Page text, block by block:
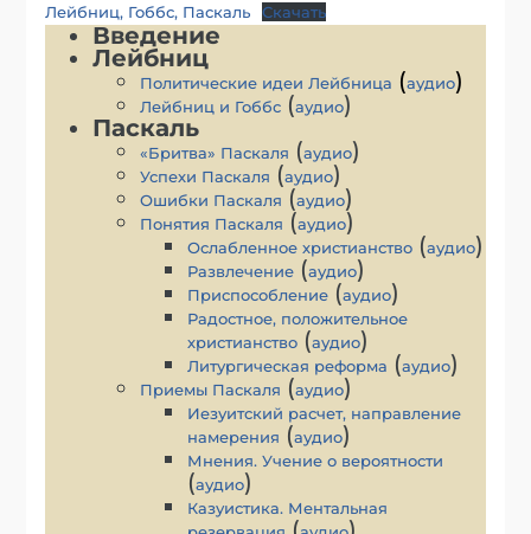
Лейбниц, Гоббс, Паскаль
Скачать
Введение
Лейбниц
Политические идеи Лейбница (аудио)
Лейбниц и Гоббс (аудио)
Паскаль
«Бритва» Паскаля (аудио)
Успехи Паскаля (аудио)
Ошибки Паскаля (аудио)
Понятия Паскаля (аудио)
Ослабленное христианство (аудио)
Развлечение (аудио)
Приспособление (аудио)
Радостное, положительное
христианство (аудио)
Литургическая реформа (аудио)
Приемы Паскаля (аудио)
Иезуитский расчет, направление
намерения (аудио)
Мнения. Учение о вероятности
(аудио)
Казуистика. Ментальная